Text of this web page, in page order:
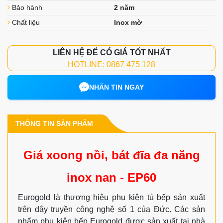
Bảo hành
2 năm
Chất liệu
Inox mờ
LIÊN HỆ ĐỂ CÓ GIÁ TỐT NHẤT
HOTLINE: 0867 475 128
NHẮN TIN NGAY
THÔNG TIN SẢN PHẨM
Giá xoong nồi, bát đĩa đa năng
inox nan - EP60
Eurogold là thương hiệu phụ kiện tủ bếp sản xuất
trên dây truyền công nghệ số 1 của Đức. Các sản
phẩm phụ kiện bếp Eurogold được sản xuất tại nhà